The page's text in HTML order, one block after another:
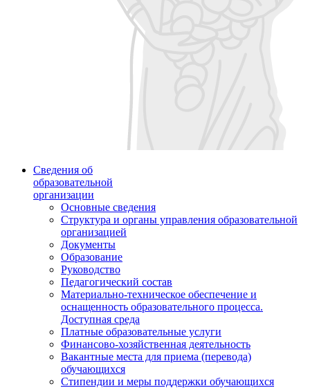
Сведения об
образовательной
организации
Основные сведения
Структура и органы управления образовательной
организацией
Документы
Образование
Руководство
Педагогический состав
Материально-техническое обеспечение и
оснащенность образовательного процесса.
Доступная среда
Платные образовательные услуги
Финансово-хозяйственная деятельность
Вакантные места для приема (перевода)
обучающихся
Стипендии и меры поддержки обучающихся